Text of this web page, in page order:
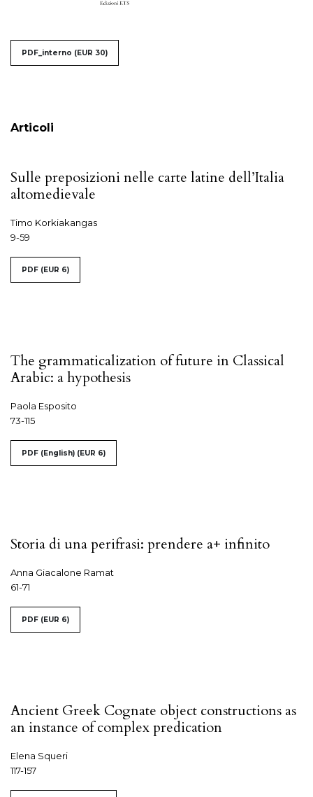
##issue.tableOfContents##
PDF_interno (EUR 30)
Articoli
Sulle preposizioni nelle carte latine dell’Italia
altomedievale
Timo Korkiakangas
9-59
PDF (EUR 6)
The grammaticalization of future in Classical
Arabic: a hypothesis
Paola Esposito
73-115
PDF (English) (EUR 6)
Storia di una perifrasi: prendere a+ infinito
Anna Giacalone Ramat
61-71
PDF (EUR 6)
Ancient Greek Cognate object constructions as
an instance of complex predication
Elena Squeri
117-157